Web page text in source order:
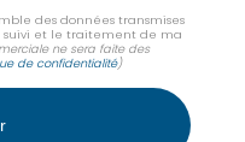
des données transmises
et le traitement de ma
ne sera faite des
de confidentialité)